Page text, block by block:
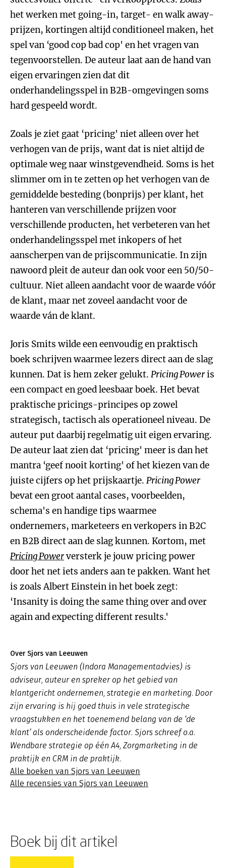
het werken met going-in, target- en walk away-
prijzen, kortingen altijd conditioneel maken, het
spel van ‘good cop bad cop' en het vragen van
tegenvoorstellen. De auteur laat aan de hand van
eigen ervaringen zien dat dit
onderhandelingsspel in B2B-omgevingen soms
hard gespeeld wordt.
Zoals je ziet gaat ‘pricing' niet alleen over het
verhogen van de prijs, want dat is niet altijd de
optimale weg naar winstgevendheid. Soms is het
slimmer om in te zetten op het verhogen van de
gemiddelde besteding (bonprijs) per klant, het
hanteren van verschillende prijzen voor
verschillende producten, het verbeteren van het
onderhandelingsspel met inkopers of het
aanscherpen van de prijscommunicatie. In zijn
nawoord pleit de auteur dan ook voor een 50/50-
cultuur. Niet alleen aandacht voor de waarde vóór
de klant, maar net zoveel aandacht voor de
waarde ván de klant.
Joris Smits wilde een eenvoudig en praktisch
boek schrijven waarmee lezers direct aan de slag
kunnen. Dat is hem zeker gelukt. Pricing Poweris
een compact en goed leesbaar boek. Het bevat
praktische pricings-principes op zowel
strategisch, tactisch als operationeel niveau. De
auteur put daarbij regelmatig uit eigen ervaring.
De auteur laat zien dat ‘pricing' meer is dan het
mantra ‘geef nooit korting' of het kiezen van de
juiste cijfers op het prijskaartje. Pricing Power
bevat een groot aantal cases, voorbeelden,
schema's en handige tips waarmee
ondernemers, marketeers en verkopers in B2C
en B2B direct aan de slag kunnen. Kortom, met
Pricing Powerversterk je jouw pricing power
door het net iets anders aan te pakken. Want het
is zoals Albert Einstein in het boek zegt:
‘Insanity is doing the same thing over and over
again and expecting different results.'
Over Sjors van Leeuwen
Sjors van Leeuwen (Indora Managementadvies) is
adviseur, auteur en spreker op het gebied van
klantgericht ondernemen, strategie en marketing. Door
zijn ervaring is hij goed thuis in vele strategische
vraagstukken en het toenemend belang van de ‘de
klant’ als onderscheidende factor. Sjors schreef o.a.
Wendbare strategie op één A4, Zorgmarketing in de
praktijk en CRM in de praktijk.
Alle boeken van Sjors van Leeuwen
Alle recensies van Sjors van Leeuwen
Boek bij dit artikel